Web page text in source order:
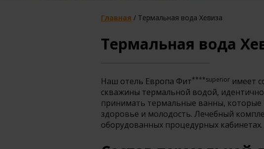
Главная / Термальная вода Хевиза
Термальная вода
Наш отель Европа Фит****superior имеет
скважины термальной водой,
принимать термальные ванны, которые
здоровье и молодость. Лечебный
оборудованных процедурных кабинетах.